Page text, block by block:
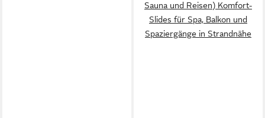
Sauna und Reisen) Komfort-
Slides für Spa, Balkon und
Spaziergänge in Strandnähe